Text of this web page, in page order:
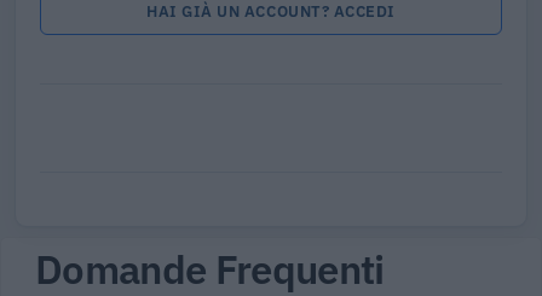
HAI GIÀ UN ACCOUNT? ACCEDI
Domande Frequenti